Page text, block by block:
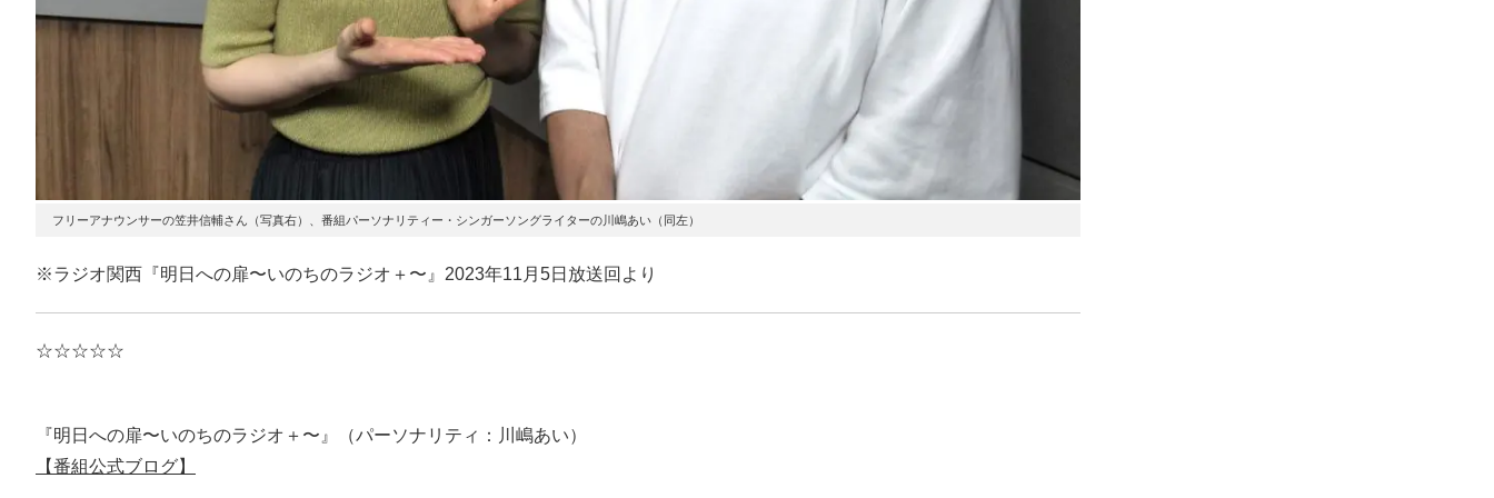
フリーアナウンサーの笠井信輔さん（写真右）、番組パーソナリティー・シンガーソングライターの川嶋あい（同左）
※ラジオ関西『明日への扉〜いのちのラジオ＋〜』2023年11月5日放送回より
☆☆☆☆☆
『明日への扉〜いのちのラジオ＋〜』（パーソナリティ：川嶋あい）
【番組公式ブログ】